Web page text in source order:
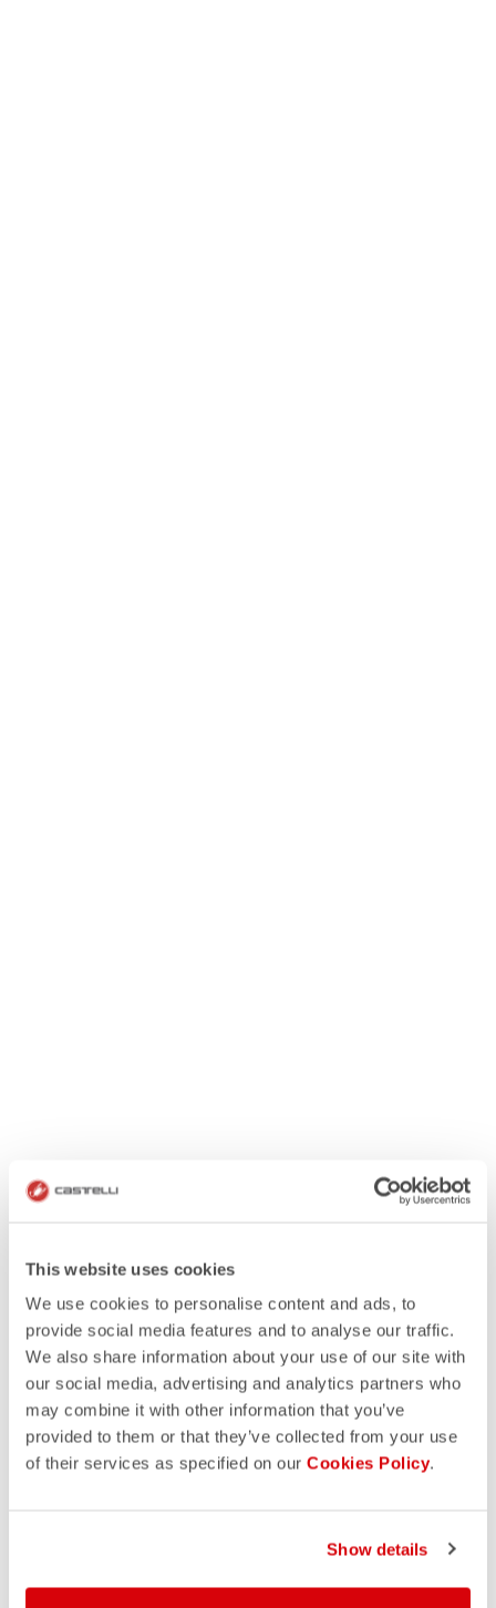
This website uses cookies
We use cookies to personalise content and ads, to
provide social media features and to analyse our traffic.
We also share information about your use of our site with
our social media, advertising and analytics partners who
may combine it with other information that you’ve
provided to them or that they’ve collected from your use
of their services as specified on our Cookies Policy.
Show details